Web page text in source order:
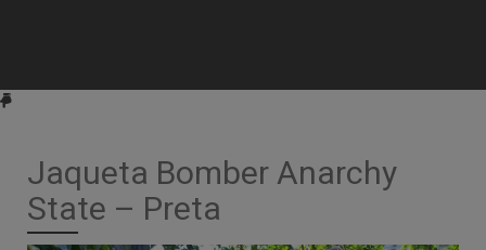
Jaqueta Bomber Anarchy
State – Preta